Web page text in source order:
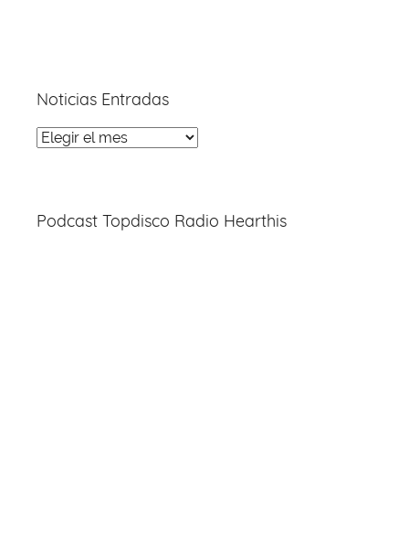
Noticias Entradas
Noticias
Podcast Topdisco Radio Hearthis